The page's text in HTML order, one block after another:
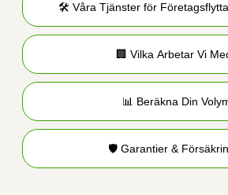
🛠️ Våra Tjänster för
🏢 Vilka Arbetar Vi
📊 Beräkna Din
🛡️ Garantier &